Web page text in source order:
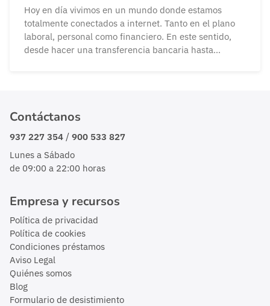
Hoy en día vivimos en un mundo donde estamos
totalmente conectados a internet. Tanto en el plano
laboral, personal como financiero. En este sentido,
desde hacer una transferencia bancaria hasta
Contáctanos
937 227 354 / 900 533 827
Lunes a Sábado
de 09:00 a 22:00 horas
Empresa y recursos
Política de privacidad
Política de cookies
Condiciones préstamos
Aviso Legal
Quiénes somos
Blog
Formulario de desistimiento